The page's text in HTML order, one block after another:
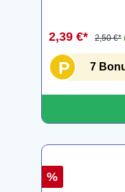
2,39 €* 2,50 €*
P 7
%